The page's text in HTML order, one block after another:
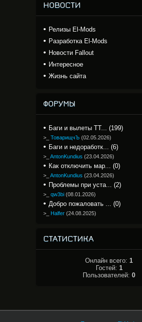
НОВОСТИ
Релизы El-Mods
Разработка El-Mods
Новости Fallout
Интересное
Жизнь сайта
ФОРУМЫ
Баги и вылеты TT... (199)
>_ ТоварищчЪ (02.05.2026)
Баги и недоработк... (6)
>_ AntonKundius (23.04.2026)
Как отключить мар... (0)
>_ AntonKundius (23.04.2026)
Проблемы при уста... (2)
>_ qw3bi (08.01.2026)
Добро пожаловать ... (0)
>_ Halfer (24.08.2025)
СТАТИСТИКА
Онлайн всего: 1
Гостей: 1
Пользователей: 0